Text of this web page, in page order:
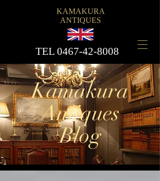
KAMAKURA
ANTIQUES
​TEL 0467-42-8008
Kamakura
Antiques
Blog